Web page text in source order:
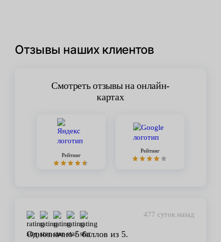
Отзывы наших клиентов
Смотреть отзывы на онлайн-
картах
Рейтинг
Рейтинг
477 суток назад
Однозначно 5 баллов из 5.